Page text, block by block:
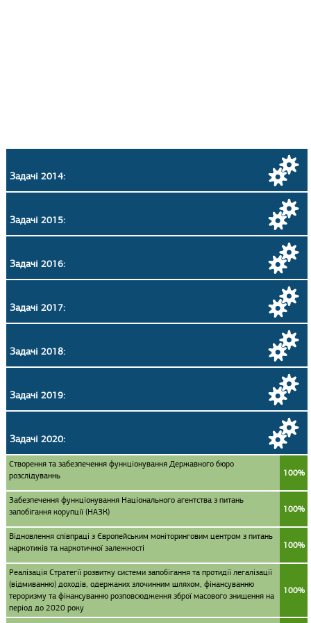
Задачі 2014:
Задачі 2015:
Задачі 2016:
Задачі 2017:
Задачі 2018:
Задачі 2019:
Задачі 2020:
Створення та забезпечення функціонування Державного бюро
розслідуваннь
100%
Забезпечення функціонування Національного агентства з питань
запобігання корупції (НАЗК)
100%
Відновлення співпраці з Європейським моніторинговим центром з питань
наркотиків та наркотичної залежності
100%
Реалізація Стратегії розвитку системи запобігання та протидії легалізації
(відмиванню) доходів, одержаних злочинним шляхом, фінансуванню
тероризму та фінансуванню розповсюдження зброї масового знищення на
період до 2020 року
100%